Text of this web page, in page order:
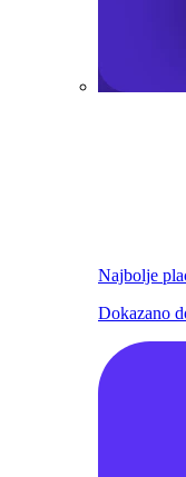
Najbolje
Dokazano